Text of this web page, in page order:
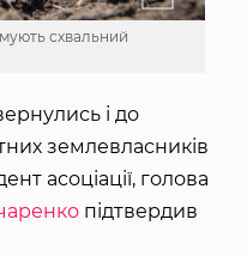
схвальний
і до
землевласників
асоціації, голова
підтвердив